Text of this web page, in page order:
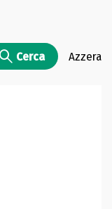
Cerca Azzera